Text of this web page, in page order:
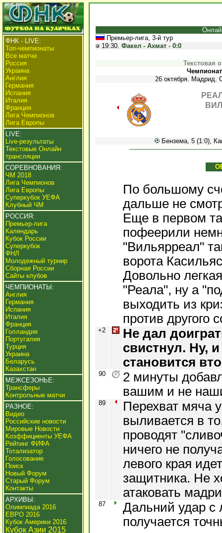
ФНК - LIVE:
Топ-чемпионаты
Все матчи
Россия
Украина
Англия
Германия
Испания
Италия
Франция
Лига Чемпионов
Лига Европы
LIVE:
Live-результаты
Текстовые Онлайн
трансляции
СОРЕВНОВАНИЯ:
ЧМ 2018
Лига Чемпионов
Лига Европы
Суперкубок УЕФА
Клубный ЧМ
РОССИЯ:
Премьер-лига
Календарь
Кубок России
Суперкубок
ФНЛ
Молодежный турнир
Сборная России
Сайты клубов
ЧЕМПИОНАТЫ:
Англия
Германия
Испания
Италия
Франция
Голландия
Португалия
Турция
Украина
Беларусь
Казахстан
МЕЖСЕЗОНЬЕ:
Трансферы
Контрольные матчи
РАЗНОЕ:
Видео
Российские новости
Мировые Новости
Коэффициенты УЕФА
Рейтинг ФИФА
Тотализатор
Голосование
Поиск
Новый Форум
Старый Форум
Контакты
АРХИВЫ:
Олимпиада 2016
ЕВРО 2016
Кубок Америки 2016
Кубок Азии 2015
Премьер-лига, 3-й тур
19:30. Факел - Ахмат - 0:0
Текстовая
26 октября. Мадрид.
Бензема, 5 (1:0),
По большому
дальше не
Еще в первом
пофеерили
"Вильярреал"
ворота
Довольно
"Реала", ну а
выходить из
против другого
+2
Не дал
свистнул. Ну,
становится
90
2 минуты
вашим и не
89
Перехват мяча
выливается в
проводят
ничего не
левого края
защитника. Не
атаковать
87
Дальний удар с
получается